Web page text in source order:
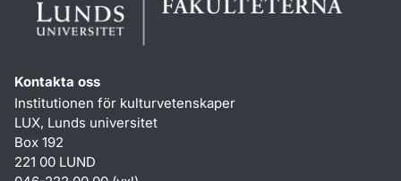
Kontakta oss
Institutionen för kulturvetenskaper
LUX, Lunds universitet
Box 192
221 00 LUND